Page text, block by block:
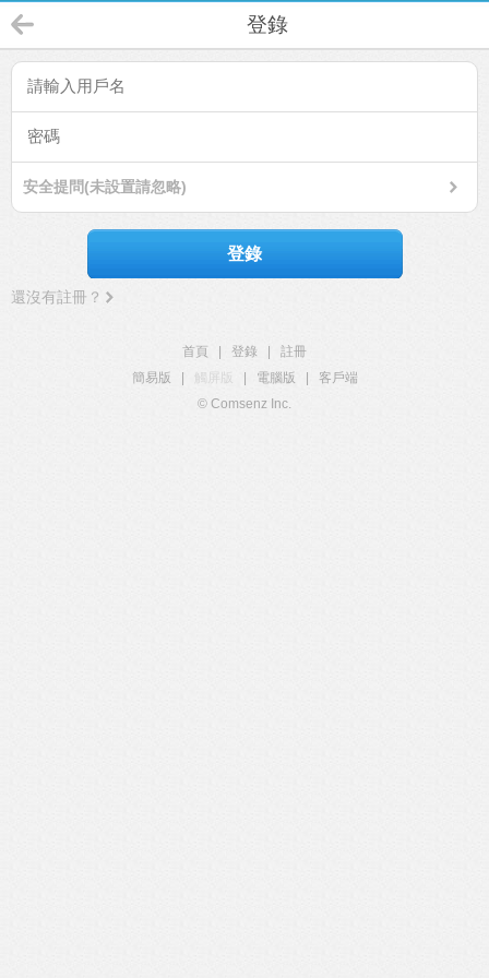
登錄
安全提問(未設置請忽略)
登錄
還沒有註冊？
首頁 登錄
註冊
簡易版
觸屏版 電腦版
客戶端
© Comsenz Inc.